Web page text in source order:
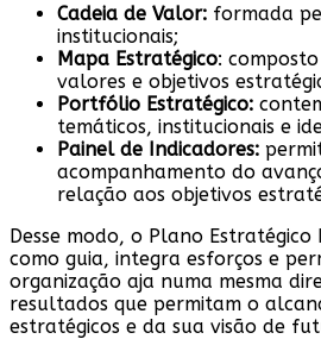
Cadeia de Valor: formada
institucionais;
Mapa Estratégico:
valores e objetivos
Portfólio Estratégico:
temáticos, institucionais e
Painel de Indicadores:
acompanhamento do
relação aos objetivos
Desse modo, o Plano
como guia, integra esforços e
organização aja numa mesma
resultados que permitam o
estratégicos e da sua visão de